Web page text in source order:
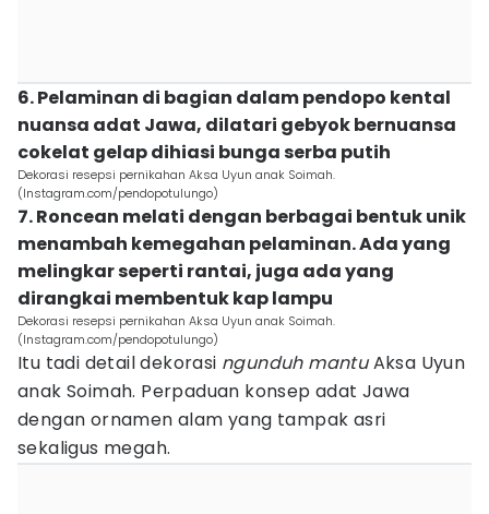
6. Pelaminan di bagian dalam pendopo kental
nuansa adat Jawa, dilatari gebyok bernuansa
cokelat gelap dihiasi bunga serba putih
Dekorasi resepsi pernikahan Aksa Uyun anak Soimah.
(Instagram.com/pendopotulungo)
7. Roncean melati dengan berbagai bentuk unik
menambah kemegahan pelaminan. Ada yang
melingkar seperti rantai, juga ada yang
dirangkai membentuk kap lampu
Dekorasi resepsi pernikahan Aksa Uyun anak Soimah.
(Instagram.com/pendopotulungo)
Itu tadi detail dekorasi ngunduh mantuAksa Uyun
anak Soimah. Perpaduan konsep adat Jawa
dengan ornamen alam yang tampak asri
sekaligus megah.